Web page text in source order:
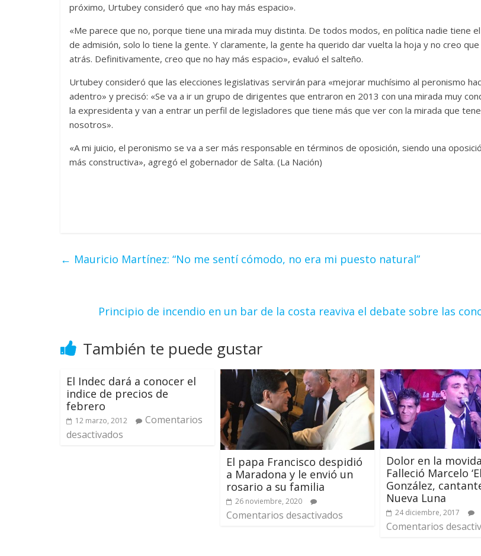
próximo, Urtubey consideró que «no hay más espacio».
«Me parece que no, porque tiene una mirada muy distinta. De todos modos, en política nadie tiene
de admisión, solo lo tiene la gente. Y claramente, la gente ha querido dar vuelta la hoja y no creo que
atrás. Definitivamente, creo que no hay más espacio», evaluó el salteño.
Urtubey consideró que las elecciones legislativas servirán para «mejorar muchísimo al peronismo
adentro» y precisó: «Se va a ir un grupo de dirigentes que entraron en 2013 con una mirada muy
la expresidenta y van a entrar un perfil de legisladores que tiene más que ver con la mirada que
nosotros».
«A mi juicio, el peronismo se va a ser más responsable en términos de oposición, siendo una
más constructiva», agregó el gobernador de Salta. (La Nación)
← Mauricio Martínez: “No me sentí cómodo, no era mi puesto natural”
Principio de incendio en un bar de la costa reaviva el debate sobre las
También te puede gustar
El Indec dará a conocer el
indice de precios de
febrero
12 marzo, 2012
Comentarios
desactivados
El papa Francisco despidió
a Maradona y le envió un
rosario a su familia
26 noviembre, 2020
Comentarios desactivados
Dolor en la
Falleció Marcelo
González,
Nueva Luna
24 diciembre, 2017
Comentarios